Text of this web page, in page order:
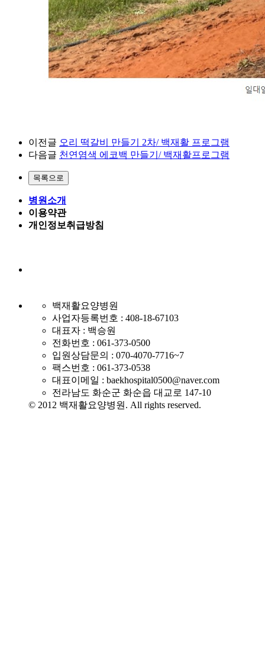
이전글 오리 떡갈비 만들기 2차/ 백재활 프로그램
다음글 천연염색 에코백 만들기/ 백재활프로그램
병원소개
이용약관
개인정보취급방침
백재활요양병원
사업자등록번호 : 408-18-67103
대표자 : 백승원
전화번호 : 061-373-0500
입원상담문의 : 070-4070-7716~7
팩스번호 : 061-373-0538
대표이메일 : baekhospital0500@naver.com
전라남도 화순군 화순읍 대교로 147-10
© 2012 백재활요양병원. All rights reserved.